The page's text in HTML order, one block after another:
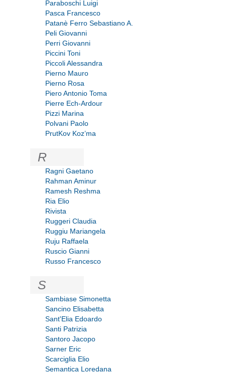
Paraboschi Luigi
Pasca Francesco
Patanè Ferro Sebastiano A.
Peli Giovanni
Perri Giovanni
Piccini Toni
Piccoli Alessandra
Pierno Mauro
Pierno Rosa
Piero Antonio Toma
Pierre Ech-Ardour
Pizzi Marina
Polvani Paolo
PrutKov Koz’ma
R
Ragni Gaetano
Rahman Aminur
Ramesh Reshma
Ria Elio
Rivista
Ruggeri Claudia
Ruggiu Mariangela
Ruju Raffaela
Ruscio Gianni
Russo Francesco
S
Sambiase Simonetta
Sancino Elisabetta
Sant'Elia Edoardo
Santi Patrizia
Santoro Jacopo
Sarner Eric
Scarciglia Elio
Semantica Loredana